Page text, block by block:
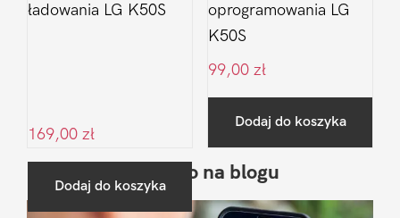
ładowania LG K50S
169,00 zł
Dodaj do koszyka
oprogramowania LG
K50S
99,00 zł
Dodaj do koszyka
Pierwszy
Sidebar
Ostatnio na blogu